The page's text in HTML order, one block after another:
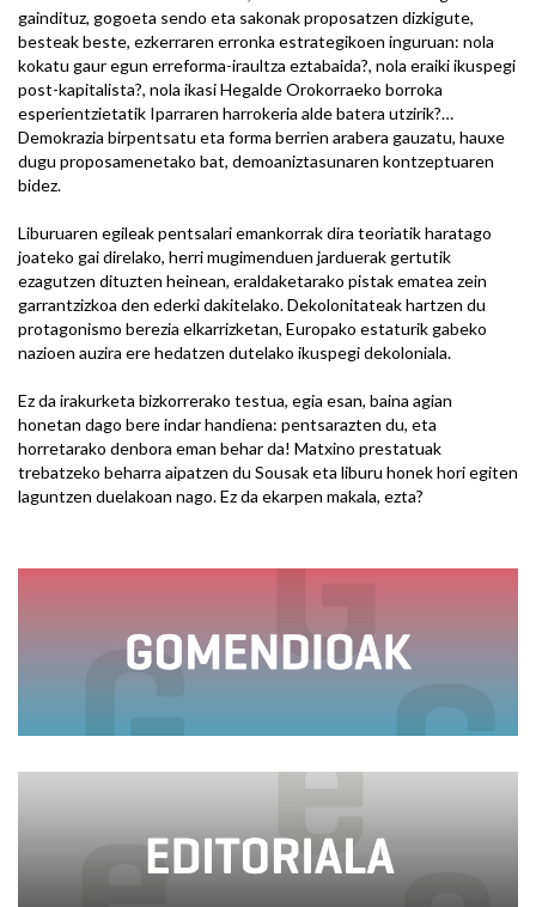
gaindituz, gogoeta sendo eta sakonak proposatzen dizkigute,
besteak beste, ezkerraren erronka estrategikoen inguruan: nola
kokatu gaur egun erreforma-iraultza eztabaida?, nola eraiki ikuspegi
post-kapitalista?, nola ikasi Hegalde Orokorraeko borroka
esperientzietatik Iparraren harrokeria alde batera utzirik?…
Demokrazia birpentsatu eta forma berrien arabera gauzatu, hauxe
dugu proposamenetako bat, demoaniztasunaren kontzeptuaren
bidez.
Liburuaren egileak pentsalari emankorrak dira teoriatik haratago
joateko gai direlako, herri mugimenduen jarduerak gertutik
ezagutzen dituzten heinean, eraldaketarako pistak ematea zein
garrantzizkoa den ederki dakitelako. Dekolonitateak hartzen du
protagonismo berezia elkarrizketan, Europako estaturik gabeko
nazioen auzira ere hedatzen dutelako ikuspegi dekoloniala.
Ez da irakurketa bizkorrerako testua, egia esan, baina agian
honetan dago bere indar handiena: pentsarazten du, eta
horretarako denbora eman behar da! Matxino prestatuak
trebatzeko beharra aipatzen du Sousak eta liburu honek hori egiten
laguntzen duelakoan nago. Ez da ekarpen makala, ezta?